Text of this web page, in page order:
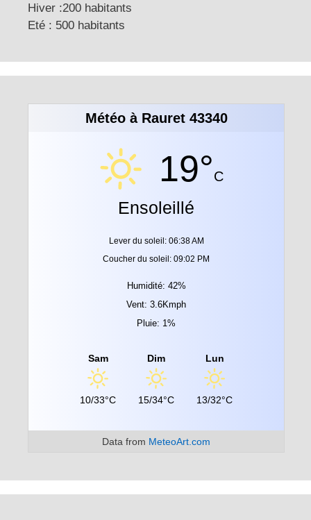
Hiver :200 habitants
Eté : 500 habitants
Météo à Rauret 43340
19°C
Ensoleillé
Lever du soleil: 06:38 AM
Coucher du soleil: 09:02 PM
Humidité: 42%
Vent: 3.6Kmph
Pluie: 1%
Sam
10/33°C
Dim
15/34°C
Lun
13/32°C
Data from MeteoArt.com